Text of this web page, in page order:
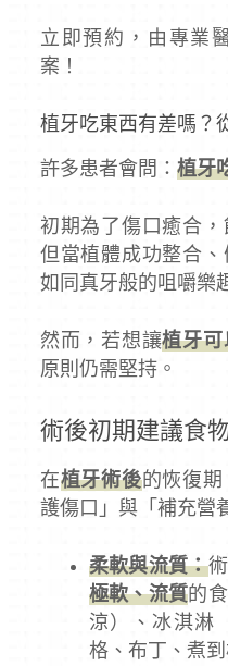
立即預約，由專業
案！
植牙吃東西有差嗎？
許多患者會問： 植牙
初期為了傷口癒合，
但當植體成功整合
如同真牙般的咀嚼樂
然而，若想讓植牙
原則仍需堅持。
術後初期建議食
在植牙術後的恢復
護傷口」與「補充營
柔軟與流質：
極軟、流質的
涼）、冰淇淋
格、布丁、煮